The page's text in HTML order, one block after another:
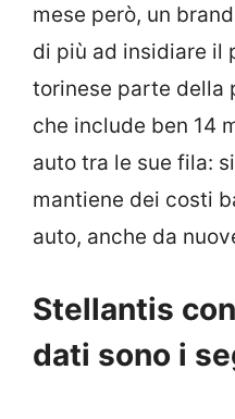
mese però, un
di più ad insidiare il
torinese parte della
che include ben 14
auto tra le sue fila:
mantiene dei costi
auto, anche da
Stellantis
dati sono i